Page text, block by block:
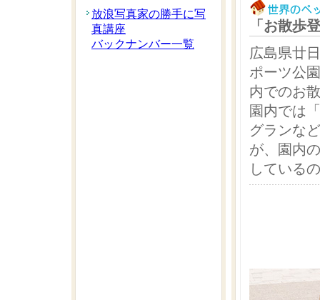
放浪写真家の勝手に写
真講座
バックナンバー一覧
「お散歩
広島県廿
ポーツ公
内でのお
園内では
グランな
が、園内
している